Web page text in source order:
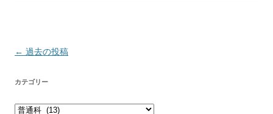
投稿ナビゲーション
← 過去の投稿
カテゴリー
カテゴリー